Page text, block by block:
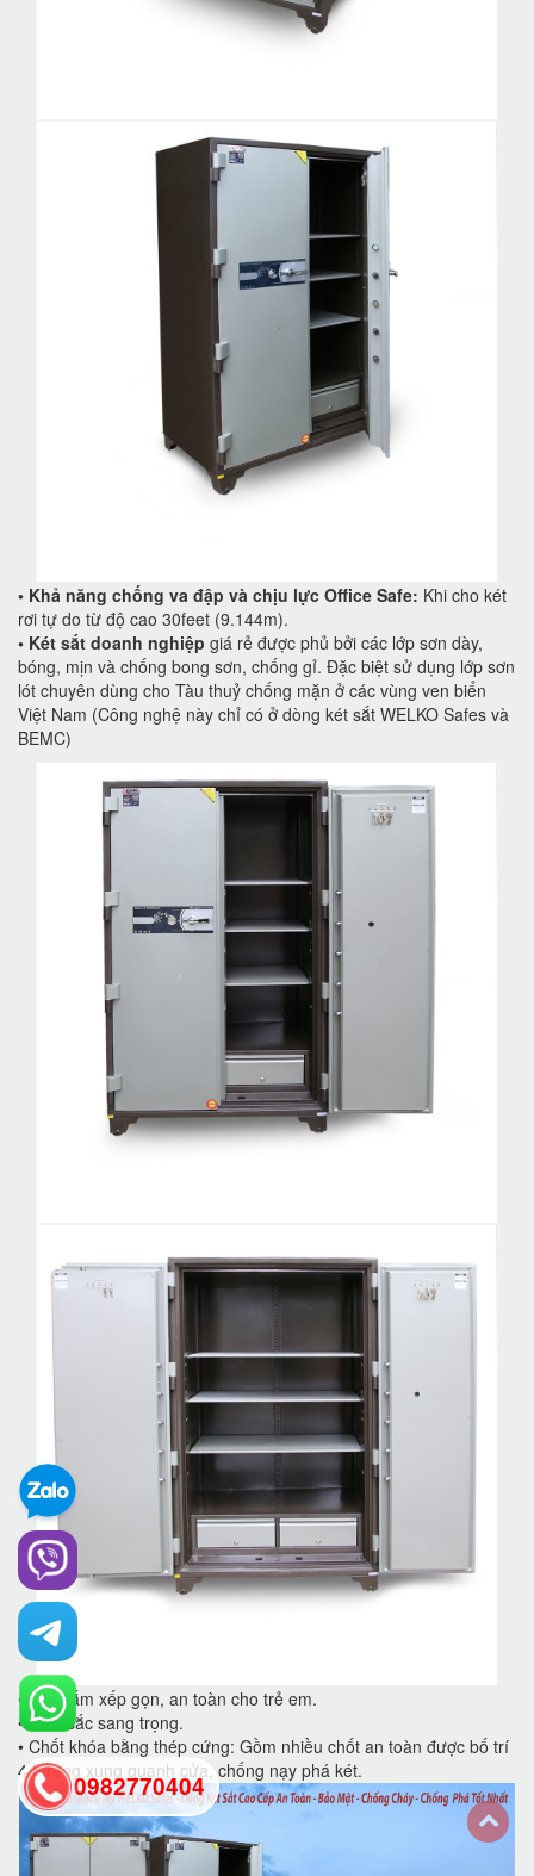
• Khả năng chống va đập và chịu lực Office Safe: Khi cho két
rơi tự do từ độ cao 30feet (9.144m).
• Két sắt doanh nghiệp giá rẻ được phủ bởi các lớp sơn dày,
bóng, mịn và chống bong sơn, chống gỉ. Đặc biệt sử dụng lớp sơn
lót chuyên dùng cho Tàu thuỷ chống mặn ở các vùng ven biển
Việt Nam (Công nghệ này chỉ có ở dòng két sắt WELKO Safes và
BEMC)
• Tay nắm xếp gọn, an toàn cho trẻ em.
• Màu sắc sang trọng.
• Chốt khóa bằng thép cứng: Gồm nhiều chốt an toàn được bố trí
4 hướng xung quanh cửa, chống nạy phá két.
0982770404